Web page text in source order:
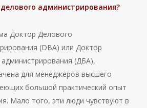
администрирования?
Доктор Делового
(DBА) или Доктор
(ДБА),
для менеджеров высшего
большой практический опыт
Мало того, эти люди чувствуют в